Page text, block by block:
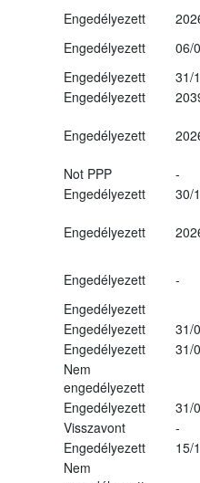
Engedélyezett
Engedélyezett
06/
Engedélyezett
31/
Engedélyezett
Engedélyezett
Not PPP
-
Engedélyezett
30/
Engedélyezett
Engedélyezett
-
Engedélyezett
Engedélyezett
31/
Engedélyezett
31/
Nem
engedélyezett
Engedélyezett
31/
Visszavont
-
Engedélyezett
15/
Nem